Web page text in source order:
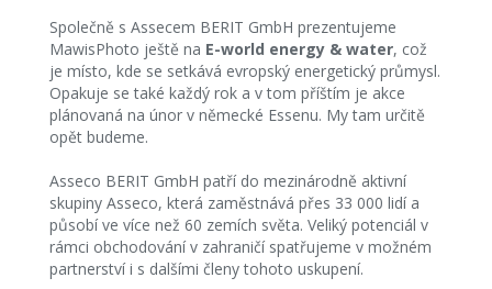
Společně s Assecem BERIT GmbH prezentujeme
MawisPhoto ještě na E-world energy & water, což
je místo, kde se setkává evropský energetický průmysl.
Opakuje se také každý rok a v tom příštím je akce
plánovaná na únor v německé Essenu. My tam určitě
opět budeme.
Asseco BERIT GmbH patří do mezinárodně aktivní
skupiny Asseco, která zaměstnává přes 33 000 lidí a
působí ve více než 60 zemích světa. Veliký potenciál v
rámci obchodování v zahraničí spatřujeme v možném
partnerství i s dalšími členy tohoto uskupení.